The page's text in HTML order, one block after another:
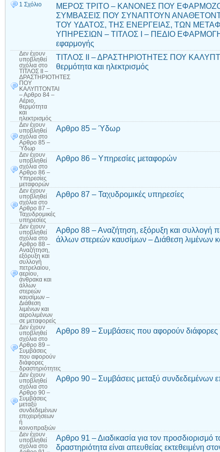
1 Σχόλιο
ΜΕΡΟΣ ΤΡΙΤΟ – ΚΑΝΟΝΕΣ ΠΟΥ
ΣΥΜΒΑΣΕΙΣ ΠΟΥ ΣΥΝΑΠΤΟΥΝ
ΤΟΥ ΥΔΑΤΟΣ, ΤΗΣ ΕΝΕΡΓΕΙΑΣ, ΤΩΝ
ΥΠΗΡΕΣΙΩΝ – ΤΙΤΛΟΣ Ι – ΠΕΔΙΟ
εφαρμογής
Δεν έχουν
υποβληθεί
σχόλια στο
ΤΙΤΛΟΣ ΙΙ –
ΔΡΑΣΤΗΡΙΟΤΗΤΕΣ
ΠΟΥ
ΚΑΛΥΠΤΟΝΤΑΙ
– Αρθρο 84 –
Αέριο,
θερμότητα
και
ηλεκτρισμός
ΤΙΤΛΟΣ ΙΙ – ΔΡΑΣΤΗΡΙΟΤΗΤΕΣ ΠΟΥ
θερμότητα και ηλεκτρισμός
Δεν έχουν
υποβληθεί
σχόλια στο
Αρθρο 85 –
Ύδωρ
Αρθρο 85 – Ύδωρ
Δεν έχουν
υποβληθεί
σχόλια στο
Αρθρο 86 –
Υπηρεσίες
μεταφορών
Αρθρο 86 – Υπηρεσίες μεταφορών
Δεν έχουν
υποβληθεί
σχόλια στο
Αρθρο 87 –
Ταχυδρομικές
υπηρεσίες
Αρθρο 87 – Ταχυδρομικές υπηρεσίες
Δεν έχουν
υποβληθεί
σχόλια στο
Αρθρο 88 –
Αναζήτηση,
εξόρυξη και
συλλογή
πετρελαίου,
αερίου,
άνθρακα και
άλλων
στερεών
καυσίμων –
Διάθεση
λιμένων και
αερολιμένων
σε μεταφορείς
Αρθρο 88 – Αναζήτηση, εξόρυξη και συλλογή
άλλων στερεών καυσίμων – Διάθεση λιμένων
Δεν έχουν
υποβληθεί
σχόλια στο
Αρθρο 89 –
Συμβάσεις
που αφορούν
διάφορες
δραστηριότητες
Αρθρο 89 – Συμβάσεις που αφορούν διάφορες
Δεν έχουν
υποβληθεί
σχόλια στο
Αρθρο 90 –
Συμβάσεις
μεταξύ
συνδεδεμένων
επιχειρήσεων
ή
κοινοπραξιών
Αρθρο 90 – Συμβάσεις μεταξύ συνδεδεμένων
Δεν έχουν
υποβληθεί
σχόλια στο
Αρθρο 91 – Διαδικασία για τον προσδιορισμό
δραστηριότητα είναι απευθείας εκτεθειμένη